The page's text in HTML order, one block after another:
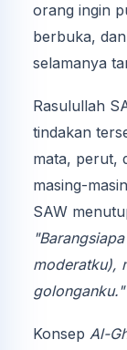
orang ingin
berbuka,
selamanya
Rasulullah
tindakan
mata, perut,
masing-
SAW
moderatku),
golonganku."
Konsep Al-